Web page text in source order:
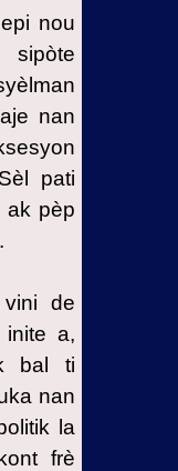
nou
nan
pati
ak pèp
de
inite a,
bal ti
nan
la
frè